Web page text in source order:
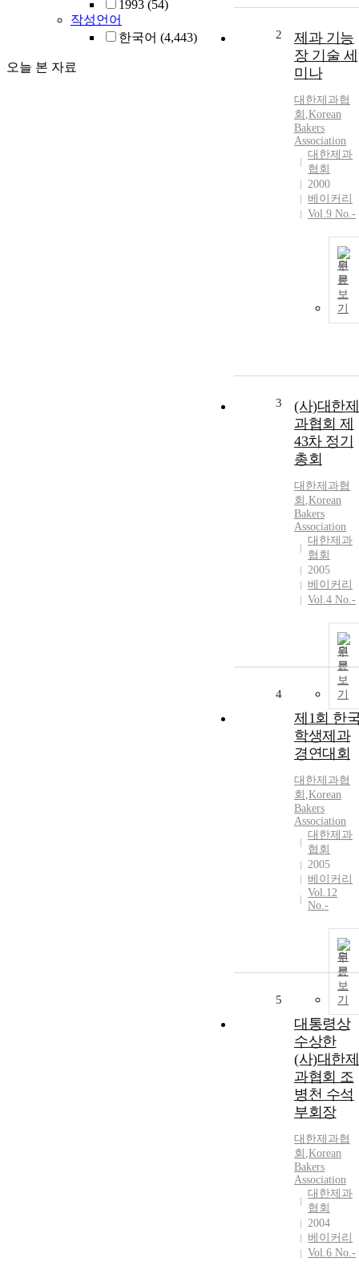
1993 (54)
작성언어
한국어 (4,443)
오늘 본 자료
2
제과 기능
장 기술 세
미나
대한제과협
회 ,Korean
Bakers
Association
대한제과
협회
2000
베이커리
Vol.9 No.-
원
문
보
기
3
(사)대한제
과협회 제
43차 정기
총회
대한제과협
회 ,Korean
Bakers
Association
대한제과
협회
2005
베이커리
Vol.4 No.-
원
문
보
기
4
제1회 한
학생제과
경연대회
대한제과협
회 ,Korean
Bakers
Association
대한제과
협회
2005
베이커리
Vol.12
No.-
원
문
보
기
5
대통령상
수상한
(사)대한제
과협회 조
병천 수석
부회장
대한제과협
회 ,Korean
Bakers
Association
대한제과
협회
2004
베이커리
Vol.6 No.-